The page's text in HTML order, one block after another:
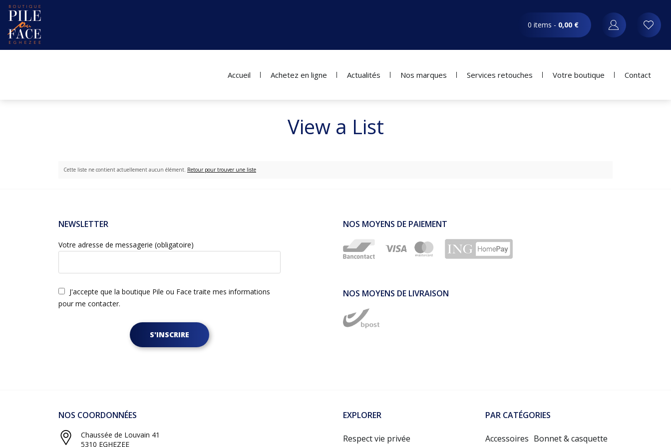
0 items - 0,00 €
Accueil Achetez en ligne Actualités Nos marques Services retouches Votre boutique Contact
View a List
Cette liste ne contient actuellement aucun élément. Retour pour trouver une liste
NEWSLETTER
Votre adresse de messagerie (obligatoire)
J'accepte que la boutique Pile ou Face traite mes informations
pour me contacter.
S'INSCRIRE
NOS MOYENS DE PAIEMENT
NOS MOYENS DE LIVRAISON
NOS COORDONNÉES
Chaussée de Louvain 41
5310 EGHEZEE
EXPLORER
Respect vie privée
PAR CATÉGORIES
Accessoires Bonnet & casquette